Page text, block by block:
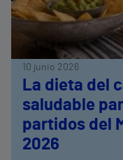
10 junio 2026
La dieta del
saludable
partidos del
2026